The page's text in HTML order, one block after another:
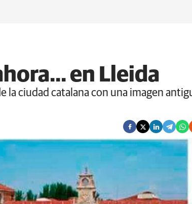
en Lleida
la ciudad catalana con una imagen